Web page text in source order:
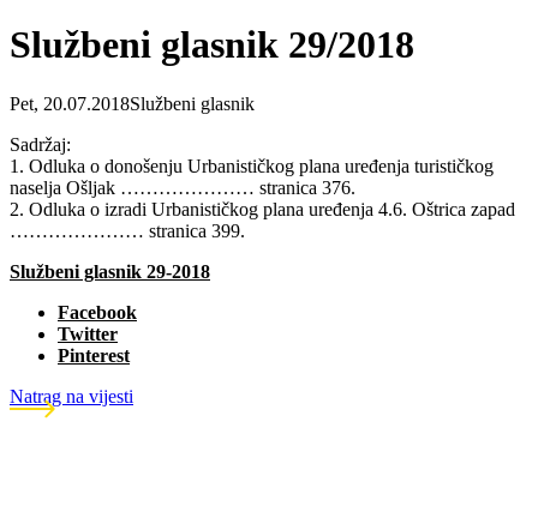
Službeni glasnik 29/2018
Pet, 20.07.2018Službeni glasnik
Sadržaj:
1. Odluka o donošenju Urbanističkog plana uređenja turističkog
naselja Ošljak ………………… stranica 376.
2. Odluka o izradi Urbanističkog plana uređenja 4.6. Oštrica zapad
………………… stranica 399.
Službeni glasnik 29-2018
Facebook
Twitter
Pinterest
Natrag na vijesti